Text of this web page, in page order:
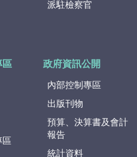
派駐檢察官
區
區
政府資訊公開
內部控制專區
出版刊物
預算、決算書及會計
報告
統計資料